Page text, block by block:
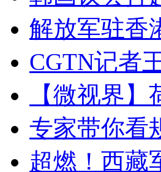
解放军驻香
CGTN记者
【微视界
专家带你看
超燃！西藏